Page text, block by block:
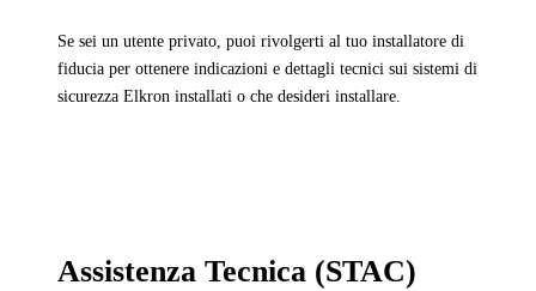
Se sei un utente privato, puoi rivolgerti al tuo installatore di
fiducia per ottenere indicazioni e dettagli tecnici sui sistemi di
sicurezza Elkron installati o che desideri installare.
Assistenza Tecnica (STAC)